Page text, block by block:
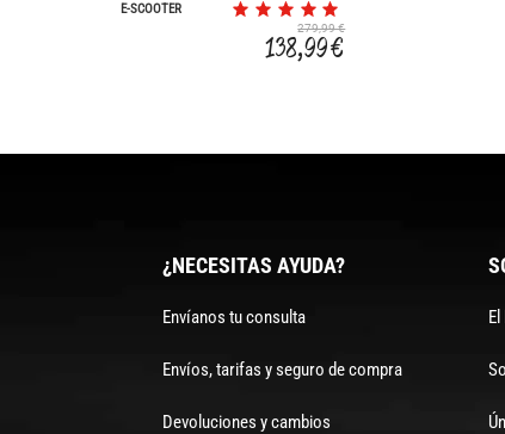
E-SCOOTER
279,99 €
138,99 €
¿NECESITAS AYUDA?
Envíanos tu consulta
Envíos, tarifas y seguro de compra
Devoluciones y cambios